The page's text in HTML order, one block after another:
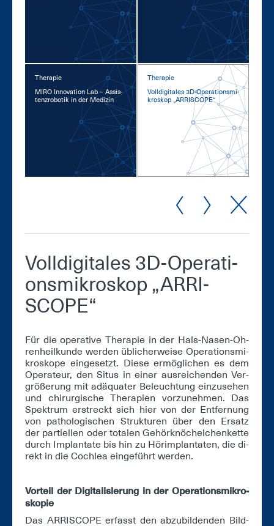
Therapie
MI­RO In­no­va­ti­on Lab – As­sis­
tenz­ro­bo­tik in der Me­di­zin
Therapie
Voll­di­gi­ta­les 3D-Ope­ra­ti­ons­mi­
kro­skop „AR­RI­SCOPE“
Voll­di­gi­ta­les 3D-Ope­ra­ti­
ons­mi­kro­skop „AR­RI­
SCOPE“
Für die ope­ra­ti­ve The­ra­pie in der Hals-Na­sen-Oh­
ren­heil­kun­de wer­den üb­li­cher­wei­se Ope­ra­ti­ons­mi­
kro­sko­pe ein­ge­setzt. Die­se er­mög­li­chen es dem
Ope­ra­teur, den Si­tus in ei­ner aus­rei­chen­den Ver­
grö­ße­rung mit ad­äqua­ter Be­leuch­tung ein­zu­se­hen
und chir­ur­gi­sche The­ra­pi­en vor­zu­neh­men. Das
Spek­trum er­streckt sich hier von der Ent­fer­nung
von pa­tho­lo­gi­schen Struk­tu­ren über den Er­satz
der par­ti­el­len oder to­ta­len Ge­hör­knö­chel­chen­ket­te
durch Im­plan­ta­te bis hin zu Hör­im­plan­ta­ten, die di­
rekt in die Co­ch­lea ein­ge­führt wer­den.
Vor­teil der Di­gi­ta­li­sie­rung in der Ope­ra­ti­ons­mi­kro­
sko­pie
Das AR­RI­SCOPE er­fasst den ab­zu­bil­den­den Bild­